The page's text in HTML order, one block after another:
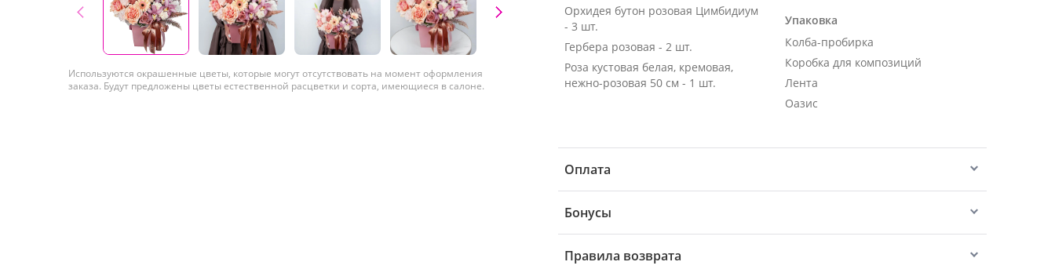
Используются окрашенные цветы, которые могут отсутствовать на момент оформления
заказа. Будут предложены цветы естественной расцветки и сорта, имеющиеся в салоне.
Орхидея бутон розовая Цимбидиум
- 3 шт.
Гербера розовая - 2 шт.
Роза кустовая белая, кремовая,
нежно-розовая 50 см - 1 шт.
Упаковка
Колба-пробирка
Коробка для композиций
Лента
Оазис
Оплата
Бонусы
Правила возврата